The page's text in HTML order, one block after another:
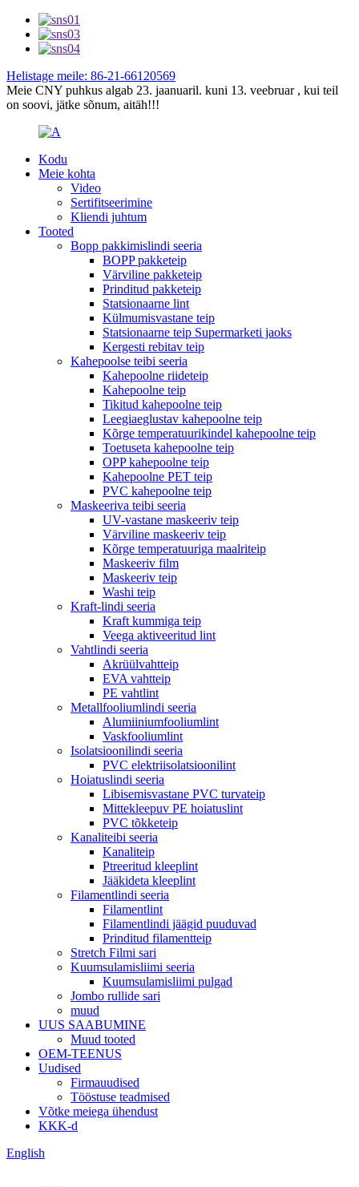
Helistage meile: 86-21-66120569
Meie CNY puhkus algab 23. jaanuaril. kuni 13. veebruar , kui teil
on soovi, jätke sõnum, aitäh!!!
Kodu
Meie kohta
Video
Sertifitseerimine
Kliendi juhtum
Tooted
Bopp pakkimislindi seeria
BOPP pakketeip
Värviline pakketeip
Prinditud pakketeip
Statsionaarne lint
Külmumisvastane teip
Statsionaarne teip Supermarketi jaoks
Kergesti rebitav teip
Kahepoolse teibi seeria
Kahepoolne riideteip
Kahepoolne teip
Tikitud kahepoolne teip
Leegiaeglustav kahepoolne teip
Kõrge temperatuurikindel kahepoolne teip
Toetuseta kahepoolne teip
OPP kahepoolne teip
Kahepoolne PET teip
PVC kahepoolne teip
Maskeeriva teibi seeria
UV-vastane maskeeriv teip
Värviline maskeeriv teip
Kõrge temperatuuriga maalriteip
Maskeeriv film
Maskeeriv teip
Washi teip
Kraft-lindi seeria
Kraft kummiga teip
Veega aktiveeritud lint
Vahtlindi seeria
Akrüülvahtteip
EVA vahtteip
PE vahtlint
Metallfooliumlindi seeria
Alumiiniumfooliumlint
Vaskfooliumlint
Isolatsioonilindi seeria
PVC elektriisolatsioonilint
Hoiatuslindi seeria
Libisemisvastane PVC turvateip
Mittekleepuv PE hoiatuslint
PVC tõkketeip
Kanaliteibi seeria
Kanaliteip
Ptreeritud kleeplint
Jääkideta kleeplint
Filamentlindi seeria
Filamentlint
Filamentlindi jäägid puuduvad
Prinditud filamentteip
Stretch Filmi sari
Kuumsulamisliimi seeria
Kuumsulamisliimi pulgad
Jombo rullide sari
muud
UUS SAABUMINE
Muud tooted
OEM-TEENUS
Uudised
Firmauudised
Tööstuse teadmised
Võtke meiega ühendust
KKK-d
English